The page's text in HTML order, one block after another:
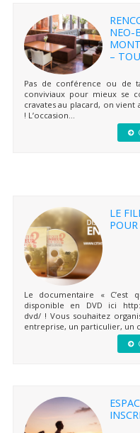
NEO-
–
Pas de conférence ou de
conviviaux pour mieux se
cravates au placard, on
! L’occasion...
LE
Le documentaire «
disponible en DVD ici
dvd/ ! Vous souhaitez
entreprise, un particulier, un